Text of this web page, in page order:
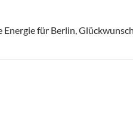
Energie für Berlin,